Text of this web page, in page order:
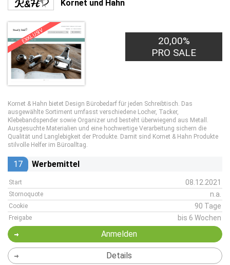
Kornet und Hahn
EXKLUSIV
20,00%
PRO SALE
Kornet & Hahn bietet Design Bürobedarf für jeden Schreibtisch. Das
ausgewählte Sortiment umfasst verschiedene Locher, Tacker,
Klebebandspender sowie Organizer und besteht überwiegend aus Metall.
Ausgesuchte Materialien und eine hochwertige Verarbeitung sichern die
Qualität und Langlebigkeit der Produkte. Damit sind Kornet & Hahn Produkte
stilvolle Helfer im Büroalltag.
17 Werbemittel
Start 08.12.2021
Stornoquote n.a.
Cookie 90 Tage
Freigabe bis 6 Wochen
Anmelden
Details